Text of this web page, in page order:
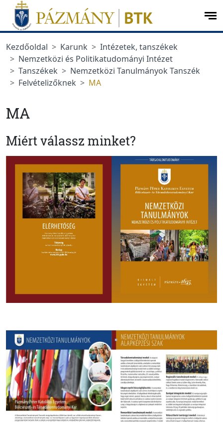
Ugrás a menüre
Ugrás a tartalomra
Kezdőoldal
Karunk
Intézetek, tanszékek
Nemzetközi és Politikatudományi Intézet
Tanszékek
Nemzetközi Tanulmányok Tanszék
Felvételizőknek
MA
MA
Miért válassz minket?